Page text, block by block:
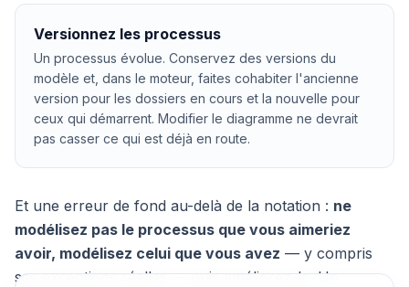
Versionnez les processus
Un processus évolue. Conservez des versions du
modèle et, dans le moteur, faites cohabiter l'ancienne
version pour les dossiers en cours et la nouvelle pour
ceux qui démarrent. Modifier le diagramme ne devrait
pas casser ce qui est déjà en route.
Et une erreur de fond au-delà de la notation : ne
modélisez pas le processus que vous aimeriez
avoir, modélisez celui que vous avez — y compris
ses exceptions réelles — puis améliorez-le. Un